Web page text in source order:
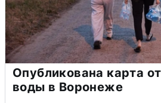
Опубликована карта
воды в Воронеже